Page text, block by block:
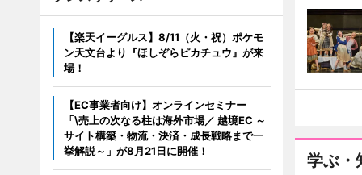
学ぶ・
【楽天イーグルス】8/11（火・祝）ポケモ
ン天文台より『ほしぞらピカチュウ』が来
場！
【EC事業者向け】オンラインセミナー
「\売上の次なる柱は海外市場／ 越境EC ～
サイト構築・物流・決済・成長戦略まで一
挙解説～」が8月21日に開催！